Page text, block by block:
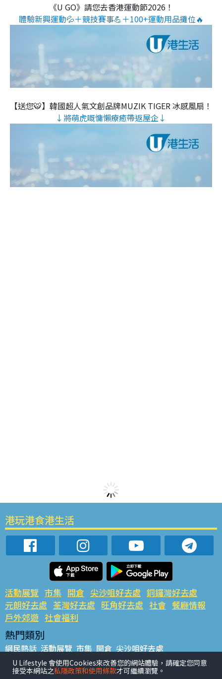
《U GO》請您去香港運動節2026！
體驗新興運動💦＋競技賽事💪＋100+運動用品攤位🔥
【送您🐯】韓國超人氣文創品牌MUZIK TIGER 冰感風扇！
↓將萌虎嘅慵懶療癒帶返屋企↓
港玩港食港生活
活動展覽 市集 開倉 尖沙咀好去處 銅鑼灣好去處
元朗好去處 荃灣好去處 旺角好去處 社會 餐廳情報
戶外郊遊 社會福利
熱門類別
網民熱話 活動展覽 市集 開倉 尖沙咀好去處
銅鑼灣好去處 元朗好去處 荃灣好去處 旺角好去處 社會
餐廳情報 戶外郊遊
U Lifestyle 會使用Cookies來改善您的網站體驗，請確定您同意
接受本網站之私隱政策和使用條款才可繼續瀏覽。